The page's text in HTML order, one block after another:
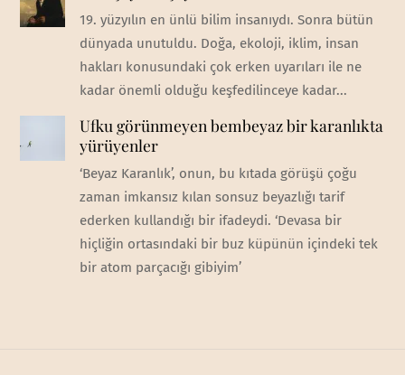
19. yüzyılın en ünlü bilim insanıydı. Sonra bütün
dünyada unutuldu. Doğa, ekoloji, iklim, insan
hakları konusundaki çok erken uyarıları ile ne
kadar önemli olduğu keşfedilinceye kadar...
Ufku görünmeyen bembeyaz bir karanlıkta
yürüyenler
‘Beyaz Karanlık’, onun, bu kıtada görüşü çoğu
zaman imkansız kılan sonsuz beyazlığı tarif
ederken kullandığı bir ifadeydi. ‘Devasa bir
hiçliğin ortasındaki bir buz küpünün içindeki tek
bir atom parçacığı gibiyim’